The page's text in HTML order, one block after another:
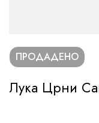
ПРОДАДЕНО
Лука Црни